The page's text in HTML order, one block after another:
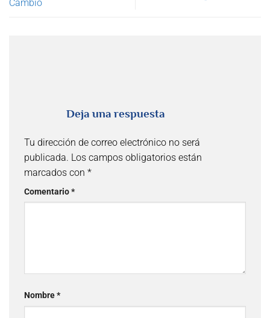
Cambio
Deja una respuesta
Tu dirección de correo electrónico no será
publicada. Los campos obligatorios están
marcados con *
Comentario*
Nombre*